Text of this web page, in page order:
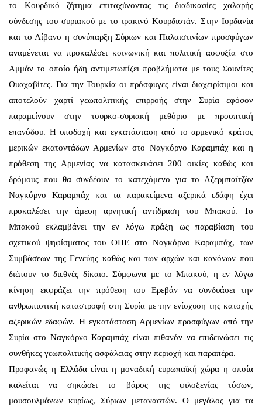
το Κουρδικό ζήτημα επιταχύνοντας τις διαδικασίες χαλαρής
σύνδεσης του συριακού με το ιρακινό Κουρδιστάν. Στην Ιορδανία
και το Λίβανο η συνύπαρξη Σύριων και Παλαιστινίων προσφύγων
αναμένεται να προκαλέσει κοινωνική και πολιτική ασφυξία στο
Αμμάν το οποίο ήδη αντιμετωπίζει προβλήματα με τους Σουνίτες
Ουαχαβίτες. Για την Τουρκία οι πρόσφυγες είναι διαχειρίσιμοι και
αποτελούν χαρτί γεωπολιτικής επιρροής στην Συρία εφόσον
παραμείνουν στην τουρκο-συριακή μεθόριο με προοπτική
επανόδου. Η υποδοχή και εγκατάσταση από το αρμενικό κράτος
μερικών εκατοντάδων Αρμενίων στο Ναγκόρνο Καραμπάχ και η
πρόθεση της Αρμενίας να κατασκευάσει 200 οικίες καθώς και
δρόμους που θα συνδέουν το κατεχόμενο για το Αζερμπαϊτζάν
Ναγκόρνο Καραμπάχ και τα παρακείμενα αζερικά εδάφη έχει
προκαλέσει την άμεση αρνητική αντίδραση του Μπακού. Το
Μπακού εκλαμβάνει την εν λόγω πράξη ως παραβίαση του
σχετικού ψηφίσματος του ΟΗΕ στo Ναγκόρνο Καραμπάχ, των
Συμβάσεων της Γενεύης καθώς και των αρχών και κανόνων που
διέπουν το διεθνές δίκαιο. Σύμφωνα με το Μπακού, η εν λόγω
κίνηση εκφράζει την πρόθεση του Ερεβάν να συνδυάσει την
ανθρωπιστική καταστροφή στη Συρία με την ενίσχυση της κατοχής
αζερικών εδαφών. Η εγκατάσταση Αρμενίων προσφύγων από την
Συρία στο Ναγκόρνο Καραμπάχ είναι πιθανόν να επιδεινώσει τις
συνθήκες γεωπολιτικής ασφάλειας στην περιοχή και παραπέρα.
Προφανώς η Ελλάδα είναι η μοναδική ευρωπαϊκή χώρα η οποία
καλείται να σηκώσει το βάρος της φιλοξενίας τόσων,
μουσουλμάνων κυρίως, Σύριων μεταναστών. Ο μεγάλος για τα